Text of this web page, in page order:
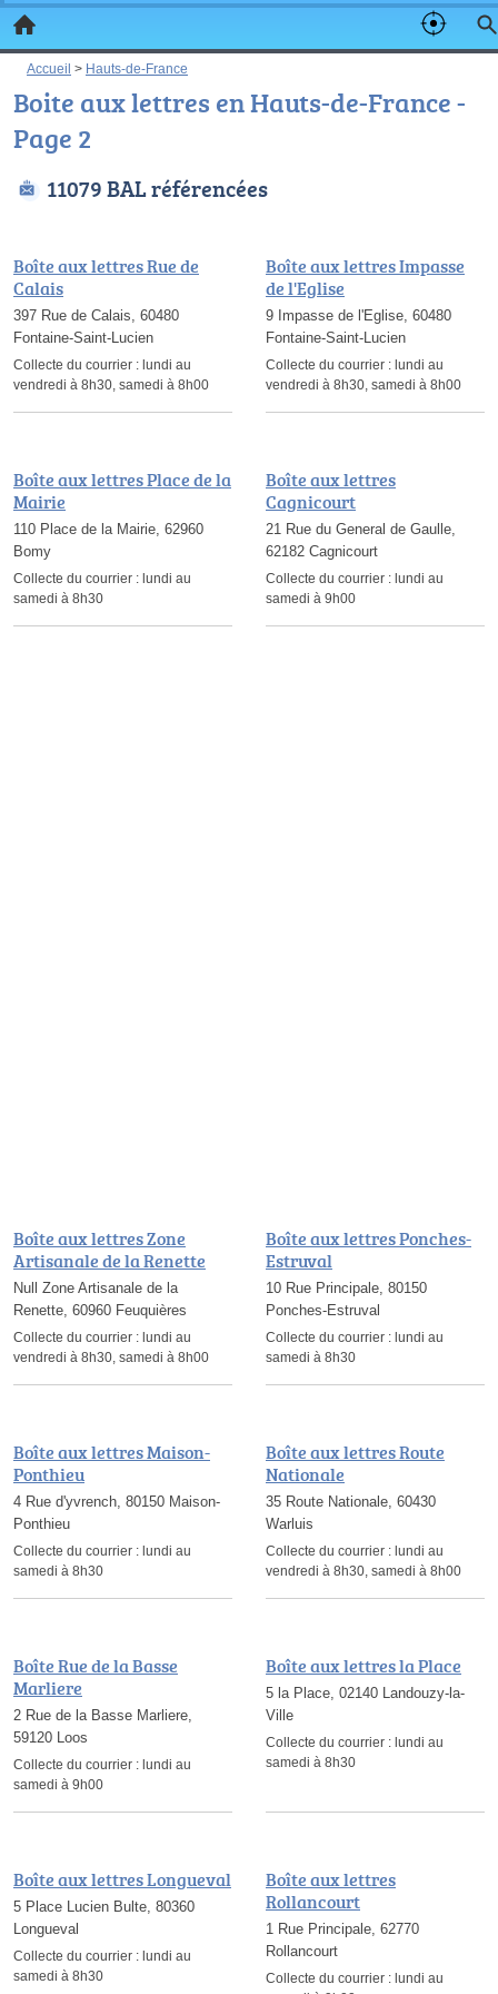
Accueil > Hauts-de-France
Boite aux lettres en Hauts-de-France -
Page 2
11079 BAL référencées
Boîte aux lettres Rue de
Calais
397 Rue de Calais, 60480
Fontaine-Saint-Lucien
Collecte du courrier : lundi au
vendredi à 8h30, samedi à 8h00
Boîte aux lettres Impasse
de l'Eglise
9 Impasse de l'Eglise, 60480
Fontaine-Saint-Lucien
Collecte du courrier : lundi au
vendredi à 8h30, samedi à 8h00
Boîte aux lettres Place de la
Mairie
110 Place de la Mairie, 62960
Bomy
Collecte du courrier : lundi au
samedi à 8h30
Boîte aux lettres
Cagnicourt
21 Rue du General de Gaulle,
62182 Cagnicourt
Collecte du courrier : lundi au
samedi à 9h00
Boîte aux lettres Zone
Artisanale de la Renette
Null Zone Artisanale de la
Renette, 60960 Feuquières
Collecte du courrier : lundi au
vendredi à 8h30, samedi à 8h00
Boîte aux lettres Ponches-
Estruval
10 Rue Principale, 80150
Ponches-Estruval
Collecte du courrier : lundi au
samedi à 8h30
Boîte aux lettres Maison-
Ponthieu
4 Rue d'yvrench, 80150 Maison-
Ponthieu
Collecte du courrier : lundi au
samedi à 8h30
Boîte aux lettres Route
Nationale
35 Route Nationale, 60430
Warluis
Collecte du courrier : lundi au
vendredi à 8h30, samedi à 8h00
Boîte Rue de la Basse
Marliere
2 Rue de la Basse Marliere,
59120 Loos
Collecte du courrier : lundi au
samedi à 9h00
Boîte aux lettres la Place
5 la Place, 02140 Landouzy-la-
Ville
Collecte du courrier : lundi au
samedi à 8h30
Boîte aux lettres Longueval
5 Place Lucien Bulte, 80360
Longueval
Collecte du courrier : lundi au
samedi à 8h30
Boîte aux lettres
Rollancourt
1 Rue Principale, 62770
Rollancourt
Collecte du courrier : lundi au